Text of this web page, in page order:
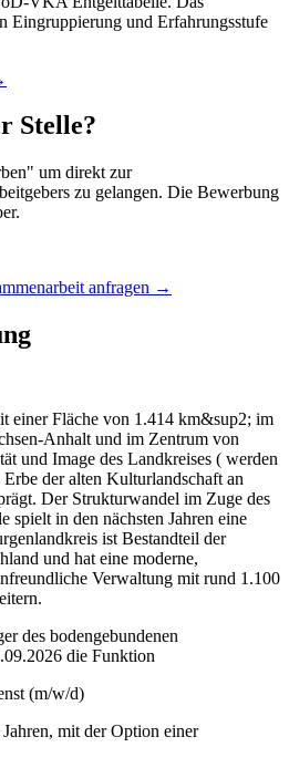
Eingruppierung und Erfahrungsstufe
Stelle?
um direkt zur
zu gelangen. Die Bewerbung
anfragen →
einer Fläche von 1.414 km&sup2; im
Anhalt und im Zentrum von
und Image des Landkreises ( werden
der alten Kulturlandschaft an
Der Strukturwandel im Zuge des
spielt in den nächsten Jahren eine
ist Bestandteil der
und hat eine moderne,
Verwaltung mit rund 1.100
des bodengebundenen
die Funktion
(m/w/d)
mit der Option einer